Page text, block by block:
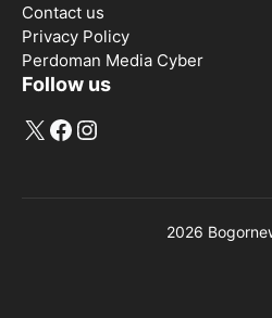
Contact us
Privacy Policy
Perdoman Media Cyber
Follow us
X Facebook
Instagram
2026